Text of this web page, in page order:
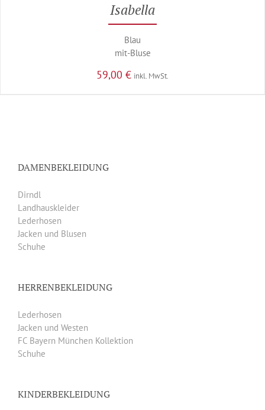
Isabella
Blau
mit-Bluse
59,00 € inkl. MwSt.
DAMENBEKLEIDUNG
Dirndl
Landhauskleider
Lederhosen
Jacken und Blusen
Schuhe
HERRENBEKLEIDUNG
Lederhosen
Jacken und Westen
FC Bayern München Kollektion
Schuhe
KINDERBEKLEIDUNG